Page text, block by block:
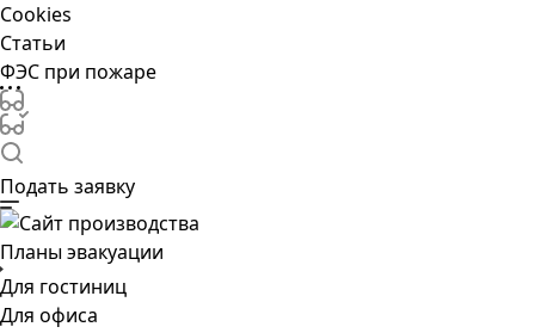
Cookies
Статьи
ФЭС при пожаре
Подать заявку
Планы эвакуации
Для гостиниц
Для офиса